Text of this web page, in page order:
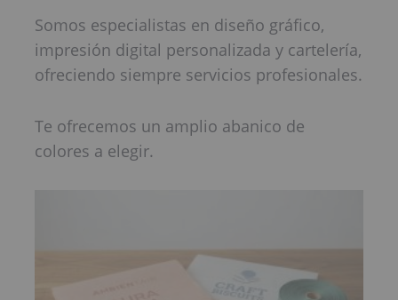
Somos especialistas en diseño gráfico,
impresión digital personalizada y cartelería,
ofreciendo siempre servicios profesionales.
Te ofrecemos un amplio abanico de
colores a elegir.